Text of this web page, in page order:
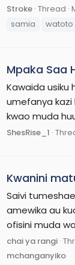
Stroke Thread
samia
watoto
Mpaka Saa
Kawaida usiku
umefanya kazi
kwao muda
ShesRise_1
Kwanini
Saivi
amewika au
ofisini muda
chai ya rangi
mchanganyiko